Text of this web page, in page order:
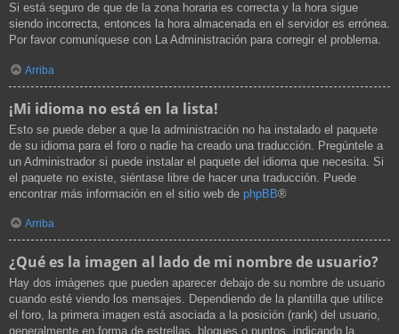
Si está seguro de que de la zona horaria es correcta y la hora sigue
siendo incorrecta, entonces la hora almacenada en el servidor es errónea.
Por favor comuníquese con La Administración para corregir el problema.
Arriba
¡Mi idioma no está en la lista!
Esto se puede deber a que la administración no ha instalado el paquete
de su idioma para el foro o nadie ha creado una traducción. Pregúntele a
un Administrador si puede instalar el paquete del idioma que necesita. Si
el paquete no existe, siéntase libre de hacer una traducción. Puede
encontrar más información en el sitio web de phpBB®
Arriba
¿Qué es la imagen al lado de mi nombre de usuario?
Hay dos imágenes que pueden aparecer debajo de su nombre de usuario
cuando esté viendo los mensajes. Dependiendo de la plantilla que utilice
el foro, la primera imagen está asociada a la posición (rank) del usuario,
generalmente en forma de estrellas, bloques o puntos, indicando la